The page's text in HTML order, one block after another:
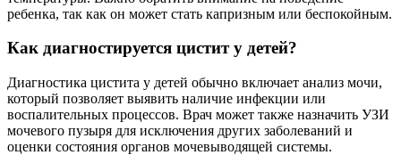
ребенка, так как он может стать капризным или беспокойным.
Как диагностируется цистит у детей?
Диагностика цистита у детей обычно включает анализ мочи,
который позволяет выявить наличие инфекции или
воспалительных процессов. Врач может также назначить УЗИ
мочевого пузыря для исключения других заболеваний и
оценки состояния органов мочевыводящей системы.